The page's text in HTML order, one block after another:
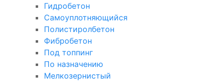
Гидробетон
Самоуплотняющийся
Полистиролбетон
Фибробетон
Под топпинг
По назначению
Мелкозернистый